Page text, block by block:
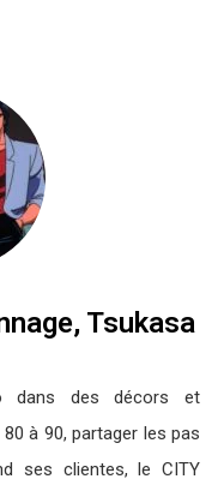
Tsukasa
dans des décors et
à 90, partager les pas
ses clientes, le CITY